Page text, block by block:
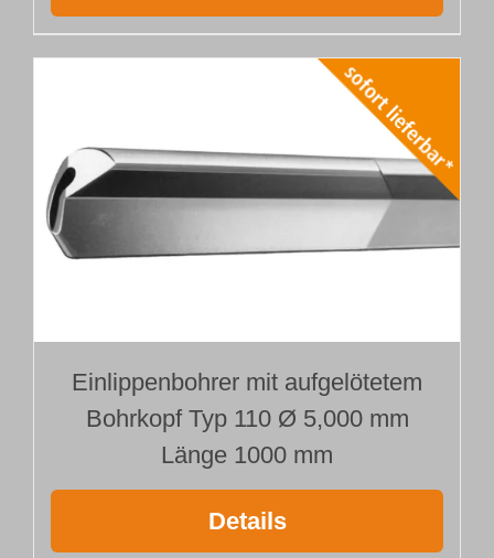
Einlippenbohrer mit aufgelötetem
Bohrkopf Typ 110 Ø 5,000 mm
Länge 1000 mm
Details